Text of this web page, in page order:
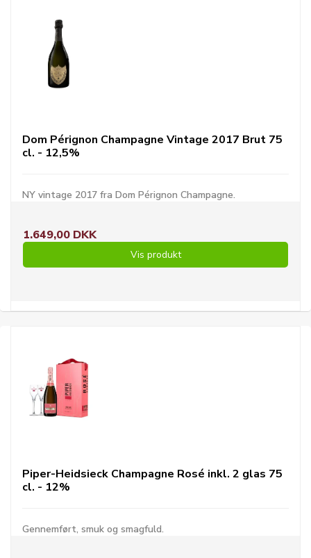
Dom Pérignon Champagne Vintage 2017 Brut 75
cl. - 12,5%
NY vintage 2017 fra Dom Pérignon Champagne.
1.649,00 DKK
Vis produkt
Piper-Heidsieck Champagne Rosé inkl. 2 glas 75
cl. - 12%
Gennemført, smuk og smagfuld.